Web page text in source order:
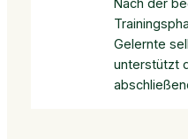
Nach der
Gelernte
unterstützt